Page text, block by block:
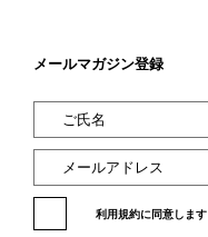
メールマガジン登録
利用規約に同意します